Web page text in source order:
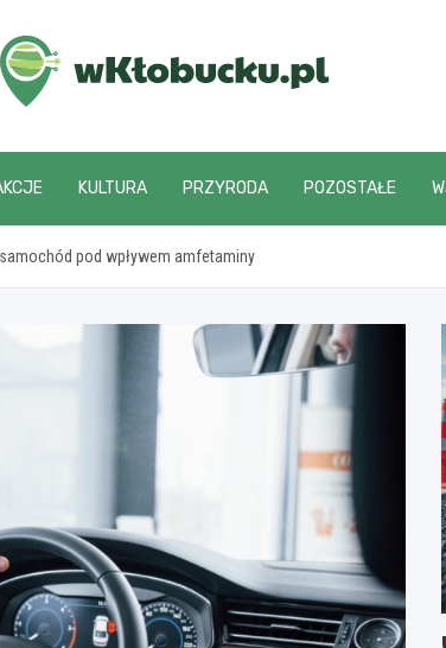
wKlobucku.pl
KULTURA PRZYRODA POZOSTAŁE
pod wpływem amfetaminy